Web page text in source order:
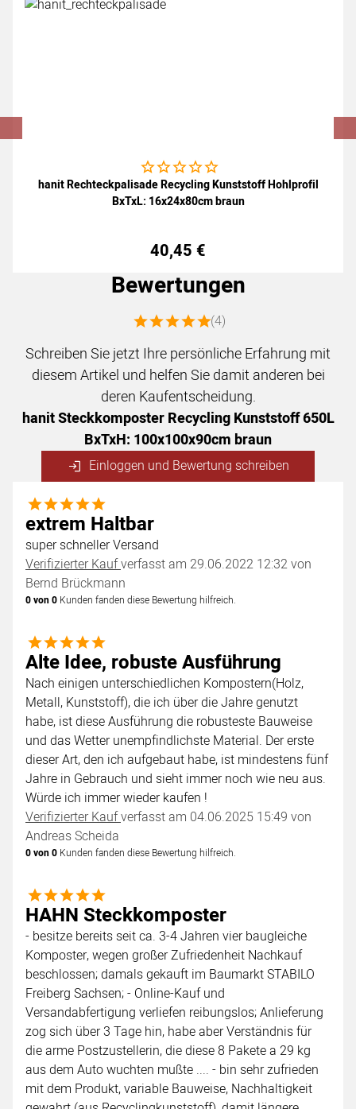
Noch keine Bewertungen abgegeben
hanit Rechteckpalisade Recycling Kunststoff Hohlprofil
BxTxL: 16x24x80cm braun
40,45 €
Bewertungen
Bewertung: 5 von 5 (4 Bewertungen)
(4)
Schreiben Sie jetzt Ihre persönliche Erfahrung mit
diesem Artikel und helfen Sie damit anderen bei
deren Kaufentscheidung.
hanit Steckkomposter Recycling Kunststoff 650L
BxTxH: 100x100x90cm braun
Einloggen und Bewertung schreiben
5 von 5
extrem Haltbar
super schneller Versand
Verifizierter Kaufverfasst am 29.06.2022 12:32 von
Bernd Brückmann
0 von 0 Kunden fanden diese Bewertung hilfreich.
5 von 5
Alte Idee, robuste Ausführung
Nach einigen unterschiedlichen Kompostern(Holz,
Metall, Kunststoff), die ich über die Jahre genutzt
habe, ist diese Ausführung die robusteste Bauweise
und das Wetter unempfindlichste Material. Der erste
dieser Art, den ich aufgebaut habe, ist mindestens fünf
Jahre in Gebrauch und sieht immer noch wie neu aus.
Würde ich immer wieder kaufen !
Verifizierter Kaufverfasst am 04.06.2025 15:49 von
Andreas Scheida
0 von 0 Kunden fanden diese Bewertung hilfreich.
5 von 5
HAHN Steckkomposter
- besitze bereits seit ca. 3-4 Jahren vier baugleiche
Komposter, wegen großer Zufriedenheit Nachkauf
beschlossen; damals gekauft im Baumarkt STABILO
Freiberg Sachsen; - Online-Kauf und
Versandabfertigung verliefen reibungslos; Anlieferung
zog sich über 3 Tage hin, habe aber Verständnis für
die arme Postzustellerin, die diese 8 Pakete a 29 kg
aus dem Auto wuchten mußte .... - bin sehr zufrieden
mit dem Produkt, variable Bauweise, Nachhaltigkeit